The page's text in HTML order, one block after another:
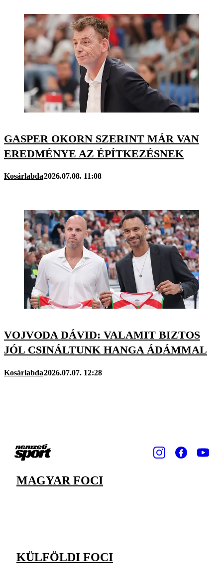
GASPER OKORN SZERINT MÁR VAN
EREDMÉNYE AZ ÉPÍTKEZÉSNEK
Kosárlabda2026.07.08. 11:08
VOJVODA DÁVID: VALAMIT BIZTOS
JÓL CSINÁLTUNK HANGA ÁDÁMMAL
Kosárlabda2026.07.07. 12:28
MAGYAR FOCI
KÜLFÖLDI FOCI